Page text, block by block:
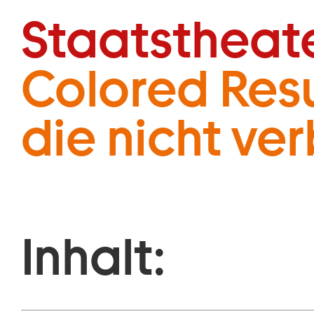
Zum Hauptinhalt springen
Colored
die nicht
Inhalt: